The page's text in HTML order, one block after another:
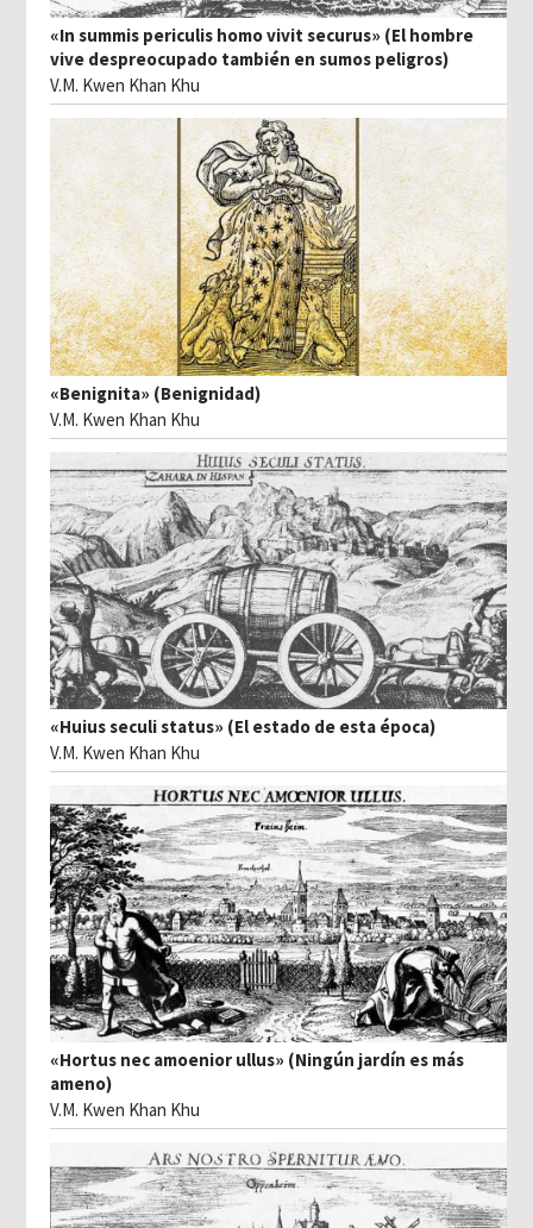
«In summis periculis homo vivit securus» (El hombre
vive despreocupado también en sumos peligros)
V.M. Kwen Khan Khu
«Benignita» (Benignidad)
V.M. Kwen Khan Khu
«Huius seculi status» (El estado de esta época)
V.M. Kwen Khan Khu
«Hortus nec amoenior ullus» (Ningún jardín es más
ameno)
V.M. Kwen Khan Khu